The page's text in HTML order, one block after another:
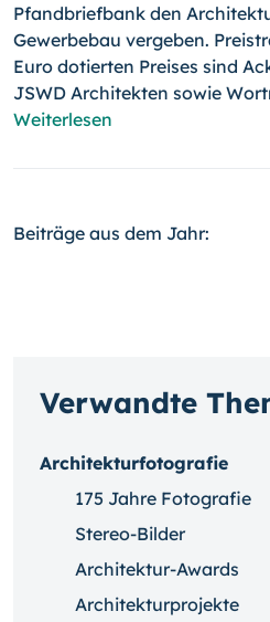
Pfandbriefbank den
Gewerbebau vergeben.
Euro dotierten Preises sind
JSWD Architekten sowie
Weiterlesen
Beiträge aus dem Jahr:
Verwandte
Architekturfotografie
175 Jahre Fotografie
Stereo-Bilder
Architektur-Awards
Architekturprojekte